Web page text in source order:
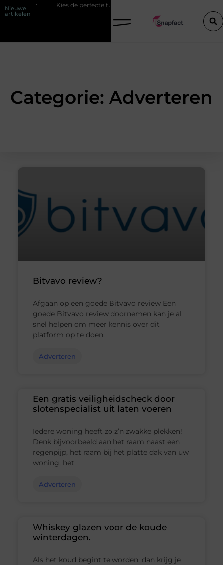
Nieuwe
artikelen
zitten Kies de perfecte tussenjas voor heren
Categorie: Adverteren
Bitvavo review?
Afgaan op een goede Bitvavo review Een
goede Bitvavo review doornemen kan je al
snel helpen om meer kennis over dit
platform op te doen.
Adverteren
Een gratis veiligheidscheck door
slotenspecialist uit laten voeren
Iedere woning heeft zo z’n zwakke plekken!
Denk bijvoorbeeld aan het raam naast een
regenpijp, het raam bij het platte dak van uw
woning, het
Adverteren
Whiskey glazen voor de koude
winterdagen.
Als het koud begint te worden, dan krijg je